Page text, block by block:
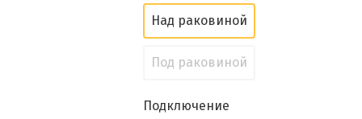
Над раковиной
Под раковиной
Подключение